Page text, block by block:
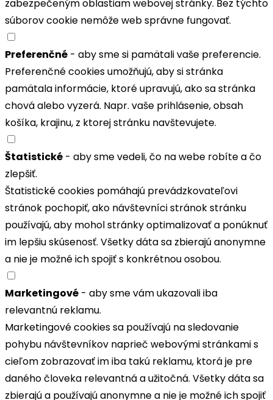
zabezpečeným oblastiam webovej stránky. Bez týchto
súborov cookie nemôže web správne fungovať.
Preferenčné - aby sme si pamätali vaše preferencie.
Preferenčné cookies umožňujú, aby si stránka
pamätala informácie, ktoré upravujú, ako sa stránka
chová alebo vyzerá. Napr. vaše prihlásenie, obsah
košíka, krajinu, z ktorej stránku navštevujete.
Štatistické - aby sme vedeli, čo na webe robíte a čo
zlepšiť.
Štatistické cookies pomáhajú prevádzkovateľovi
stránok pochopiť, ako návštevníci stránok stránku
používajú, aby mohol stránky optimalizovať a ponúknuť
im lepšiu skúsenosť. Všetky dáta sa zbierajú anonymne
a nie je možné ich spojiť s konkrétnou osobou.
Marketingové - aby sme vám ukazovali iba
relevantnú reklamu.
Marketingové cookies sa používajú na sledovanie
pohybu návštevníkov naprieč webovými stránkami s
cieľom zobrazovať im iba takú reklamu, ktorá je pre
daného človeka relevantná a užitočná. Všetky dáta sa
zbierajú a používajú anonymne a nie je možné ich spojiť